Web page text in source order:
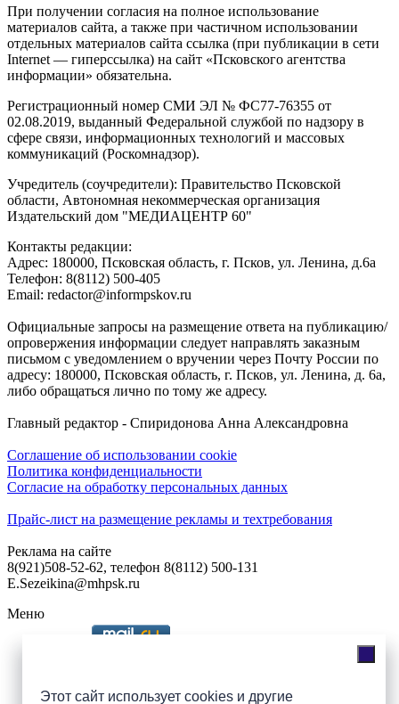
Этот сайт использует cookies и другие
При получении согласия на полное использование
материалов сайта, а также при частичном использовании
отдельных материалов сайта ссылка (при публикации в сети
Internet — гиперссылка) на сайт «Псковского агентства
информации» обязательна.
Регистрационный номер СМИ ЭЛ № ФС77-76355 от
02.08.2019, выданный Федеральной службой по надзору в
сфере связи, информационных технологий и массовых
коммуникаций (Роскомнадзор).
Учредитель (соучредители): Правительство Псковской
области, Автономная некоммерческая организация
Издательский дом "МЕДИАЦЕНТР 60"
Контакты редакции:
Адреc: 180000, Псковская область, г. Псков, ул. Ленина, д.6а
Телефон: 8(8112) 500-405
Email: redactor@informpskov.ru
Официальные запросы на размещение ответа на публикацию/
опровержения информации следует направлять заказным
письмом с уведомлением о вручении через Почту России по
адресу: 180000, Псковская область, г. Псков, ул. Ленина, д. 6а,
либо обращаться лично по тому же адресу.
Главный редактор - Спиридонова Анна Александровна
Соглашение об использовании cookie
Политика конфиденциальности
Согласие на обработку персональных данных
Прайс-лист на размещение рекламы и техтребования
Реклама на сайте
8(921)508-52-62, телефон 8(8112) 500-131
E.Sezeikina@mhpsk.ru
Меню